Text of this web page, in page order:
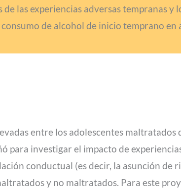
las experiencias adversas tempranas y
de alcohol de inicio temprano en
entre los adolescentes maltratados
para investigar el impacto de
conductual (es decir, la asunción
y no maltratados. Para este